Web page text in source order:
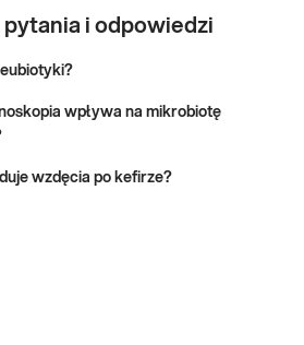
i odpowiedzi
wpływa na mikrobiotę
wzdęcia po kefirze?